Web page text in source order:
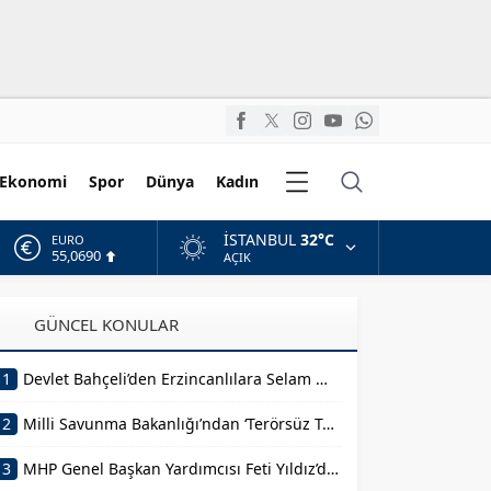
Ekonomi Spor Dünya Kadın
Kategoriler
ALTIN
6.525,39
DOLAR
55,0690
İSTANBUL 32°C
AÇIK
GÜNCEL KONULAR
1 Devlet Bahçeli’den Erzincanlılara Selam Mesajı
2 Milli Savunma Bakanlığı’ndan ‘Terörsüz Türkiye’ Mesajı
3 MHP Genel Başkan Yardımcısı Feti Yıldız’dan Açıklama